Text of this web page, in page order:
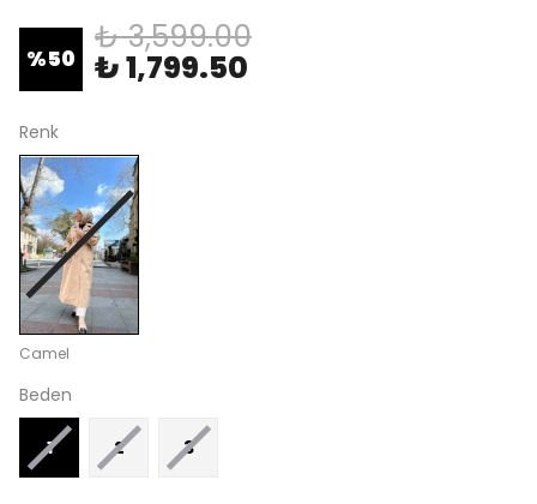
%50
₺ 3,599.00
₺ 1,799.50
Renk
Camel
Beden
1 2 3